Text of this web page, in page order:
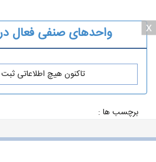
x واحدهای صنفی فعال
تاکنون هیچ اطلاعاتی
برچسب ها :